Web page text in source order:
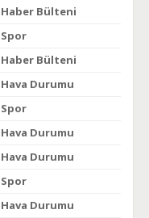
Haber Bülteni
Spor
Haber Bülteni
Hava Durumu
Spor
Hava Durumu
Hava Durumu
Spor
Hava Durumu